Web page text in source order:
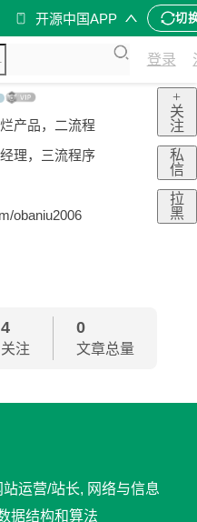
开源中国APP 切
登录
产品，二流程
理，三流程序
obaniu2006
+
关
注
私
信
拉
黑
4
关注
0
文章总量
运营/站长, 网络与信息
据结构和算法